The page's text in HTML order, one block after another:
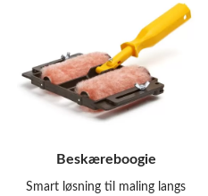
Beskæreboogie
Smart løsning til maling langs